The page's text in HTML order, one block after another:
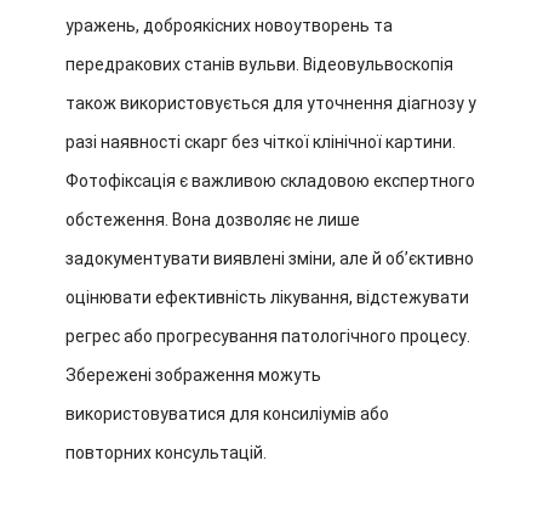
уражень, доброякісних новоутворень та
передракових станів вульви. Відеовульвоскопія
також використовується для уточнення діагнозу у
разі наявності скарг без чіткої клінічної картини.
Фотофіксація є важливою складовою експертного
обстеження. Вона дозволяє не лише
задокументувати виявлені зміни, але й обʼєктивно
оцінювати ефективність лікування, відстежувати
регрес або прогресування патологічного процесу.
Збережені зображення можуть
використовуватися для консиліумів або
повторних консультацій.